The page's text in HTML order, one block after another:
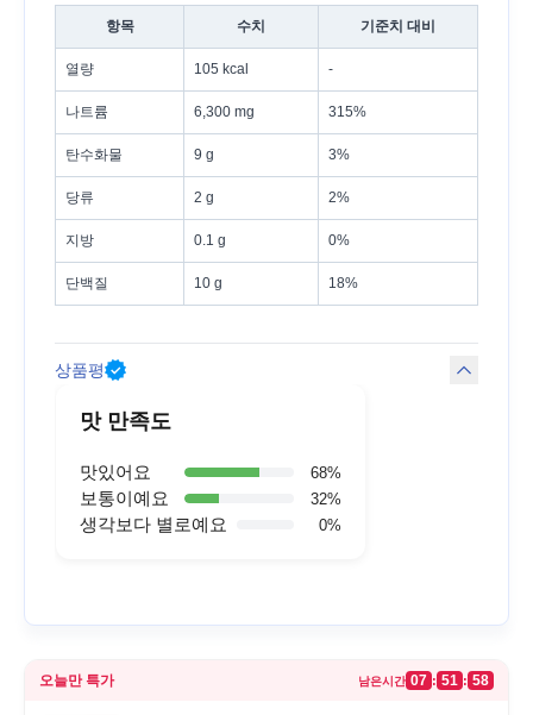
항목 수치 기준치 대비
열량 105 kcal -
나트륨 6,300 mg 315%
탄수화물 9 g 3%
당류 2 g 2%
지방 0.1 g 0%
단백질 10 g 18%
상품평
맛 만족도
맛있어요 68%
보통이예요 32%
생각보다 별로예요 0%
오늘만 특가 남은시간 07 : 51 : 58